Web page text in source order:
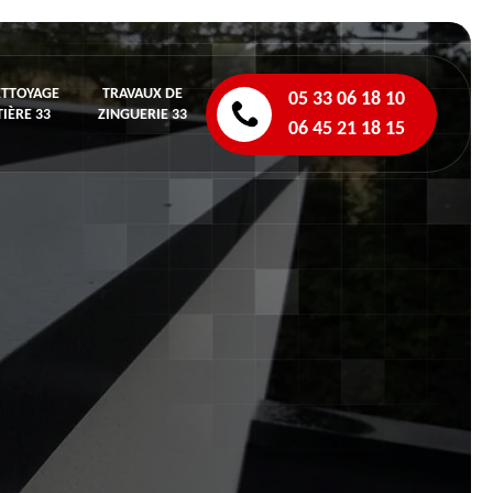
33
TRAVAUX DE
ZINGUERIE 33
05 33 06 18 10
06 45 21 18 15